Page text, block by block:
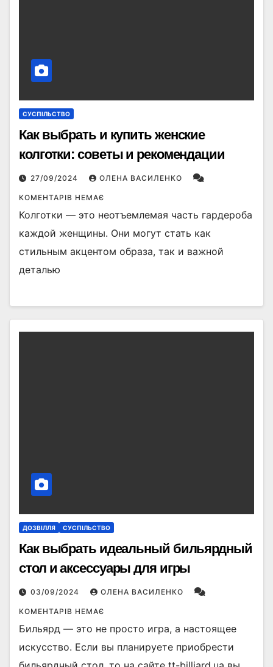
СУСПІЛЬСТВО
Как выбрать и купить женские
колготки: советы и рекомендации
27/09/2024 ОЛЕНА ВАСИЛЕНКО
КОМЕНТАРІВ НЕМАЄ
Колготки — это неотъемлемая часть гардероба
каждой женщины. Они могут стать как
стильным акцентом образа, так и важной
деталью
ДОЗВІЛЛЯ СУСПІЛЬСТВО
Как выбрать идеальный бильярдный
стол и аксессуары для игры
03/09/2024 ОЛЕНА ВАСИЛЕНКО
КОМЕНТАРІВ НЕМАЄ
Бильярд — это не просто игра, а настоящее
искусство. Если вы планируете приобрести